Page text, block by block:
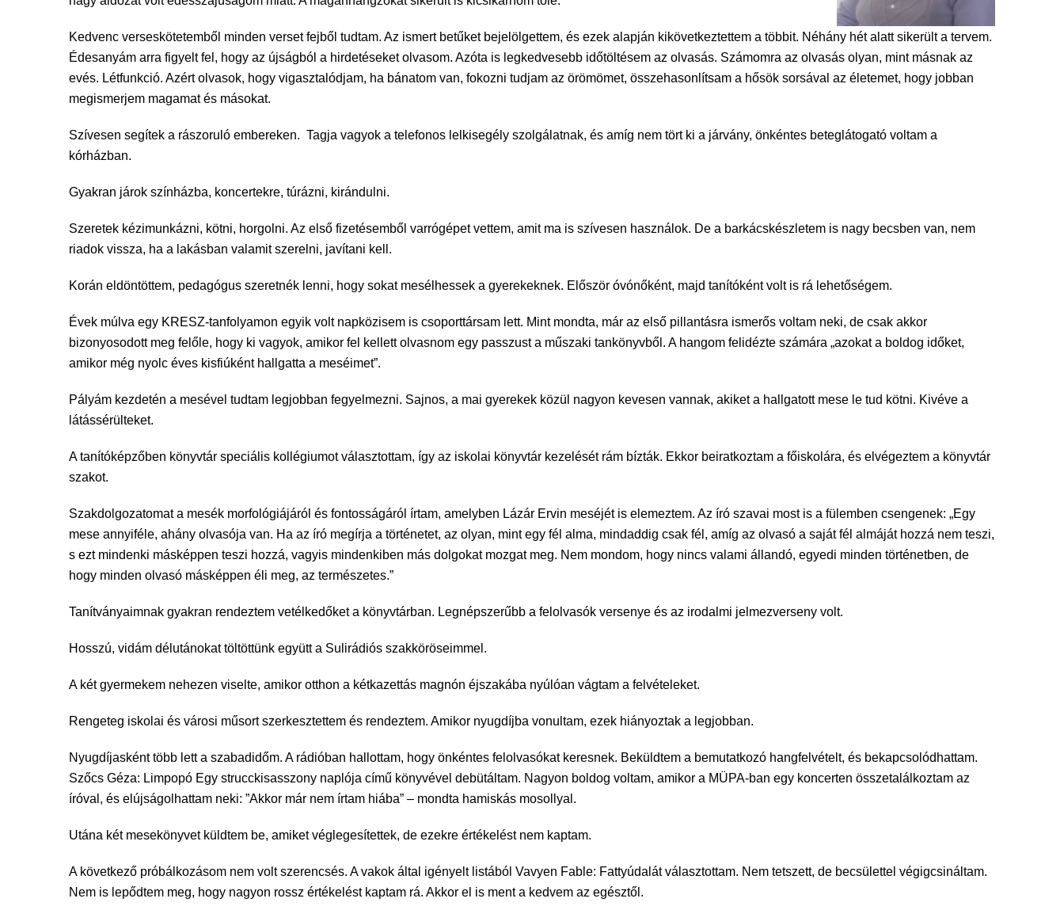
Kedvenc verseskötetemből minden verset fejből tudtam. Az ismert betűket bejelölgettem, és ezek alapján kikövetkeztettem a többit. Néhány hét alatt sikerült a tervem.
Édesanyám arra figyelt fel, hogy az újságból a hirdetéseket olvasom. Azóta is legkedvesebb időtöltésem az olvasás. Számomra az olvasás olyan, mint másnak az
evés. Létfunkció. Azért olvasok, hogy vigasztalódjam, ha bánatom van, fokozni tudjam az örömömet, összehasonlítsam a hősök sorsával az életemet, hogy jobban
megismerjem magamat és másokat.
Szívesen segítek a rászoruló embereken. Tagja vagyok a telefonos lelkisegély szolgálatnak, és amíg nem tört ki a járvány, önkéntes beteglátogató voltam a
kórházban.
Gyakran járok színházba, koncertekre, túrázni, kirándulni.
Szeretek kézimunkázni, kötni, horgolni. Az első fizetésemből varrógépet vettem, amit ma is szívesen használok. De a barkácskészletem is nagy becsben van, nem
riadok vissza, ha a lakásban valamit szerelni, javítani kell.
Korán eldöntöttem, pedagógus szeretnék lenni, hogy sokat mesélhessek a gyerekeknek. Először óvónőként, majd tanítóként volt is rá lehetőségem.
Évek múlva egy KRESZ-tanfolyamon egyik volt napközisem is csoporttársam lett. Mint mondta, már az első pillantásra ismerős voltam neki, de csak akkor
bizonyosodott meg felőle, hogy ki vagyok, amikor fel kellett olvasnom egy passzust a műszaki tankönyvből. A hangom felidézte számára „azokat a boldog időket,
amikor még nyolc éves kisfiúként hallgatta a meséimet”.
Pályám kezdetén a mesével tudtam legjobban fegyelmezni. Sajnos, a mai gyerekek közül nagyon kevesen vannak, akiket a hallgatott mese le tud kötni. Kivéve a
látássérülteket.
A tanítóképzőben könyvtár speciális kollégiumot választottam, így az iskolai könyvtár kezelését rám bízták. Ekkor beiratkoztam a főiskolára, és elvégeztem a könyvtár
szakot.
Szakdolgozatomat a mesék morfológiájáról és fontosságáról írtam, amelyben Lázár Ervin meséjét is elemeztem. Az író szavai most is a fülemben csengenek: „Egy
mese annyiféle, ahány olvasója van. Ha az író megírja a történetet, az olyan, mint egy fél alma, mindaddig csak fél, amíg az olvasó a saját fél almáját hozzá nem teszi,
s ezt mindenki másképpen teszi hozzá, vagyis mindenkiben más dolgokat mozgat meg. Nem mondom, hogy nincs valami állandó, egyedi minden történetben, de
hogy minden olvasó másképpen éli meg, az természetes.”
Tanítványaimnak gyakran rendeztem vetélkedőket a könyvtárban. Legnépszerűbb a felolvasók versenye és az irodalmi jelmezverseny volt.
Hosszú, vidám délutánokat töltöttünk együtt a Sulirádiós szakköröseimmel.
A két gyermekem nehezen viselte, amikor otthon a kétkazettás magnón éjszakába nyúlóan vágtam a felvételeket.
Rengeteg iskolai és városi műsort szerkesztettem és rendeztem. Amikor nyugdíjba vonultam, ezek hiányoztak a legjobban.
Nyugdíjasként több lett a szabadidőm. A rádióban hallottam, hogy önkéntes felolvasókat keresnek. Beküldtem a bemutatkozó hangfelvételt, és bekapcsolódhattam.
Szőcs Géza: Limpopó Egy strucckisasszony naplója című könyvével debütáltam. Nagyon boldog voltam, amikor a MÜPA-ban egy koncerten összetalálkoztam az
íróval, és elújságolhattam neki: ”Akkor már nem írtam hiába” – mondta hamiskás mosollyal.
Utána két mesekönyvet küldtem be, amiket véglegesítettek, de ezekre értékelést nem kaptam.
A következő próbálkozásom nem volt szerencsés. A vakok által igényelt listából Vavyen Fable: Fattyúdalát választottam. Nem tetszett, de becsülettel végigcsináltam.
Nem is lepődtem meg, hogy nagyon rossz értékelést kaptam rá. Akkor el is ment a kedvem az egésztől.